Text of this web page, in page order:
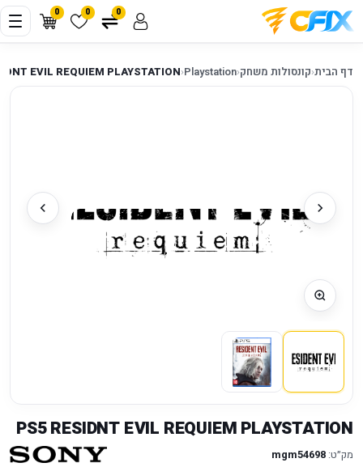
0 0 0
דף הבית‹קונסולות משחק‹
Playstation
‹
EVIL REQUIEM PLAYSTATION
PS5 RESIDNT EVIL REQUIEM PLAYSTATION
מק״ט: mgm54698